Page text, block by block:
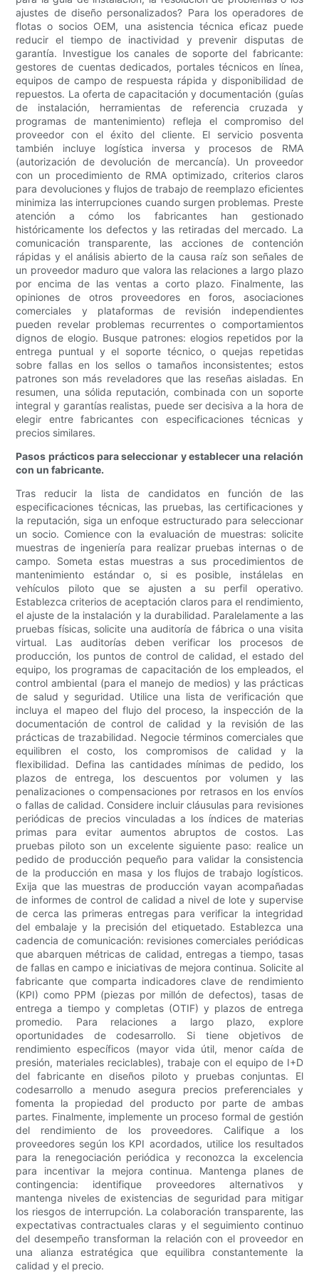
ajustes de diseño personalizados? Para los operadores de
flotas o socios OEM, una asistencia técnica eficaz puede
reducir el tiempo de inactividad y prevenir disputas de
garantía. Investigue los canales de soporte del fabricante:
gestores de cuentas dedicados, portales técnicos en línea,
equipos de campo de respuesta rápida y disponibilidad de
repuestos. La oferta de capacitación y documentación (guías
de instalación, herramientas de referencia cruzada y
programas de mantenimiento) refleja el compromiso del
proveedor con el éxito del cliente. El servicio posventa
también incluye logística inversa y procesos de RMA
(autorización de devolución de mercancía). Un proveedor
con un procedimiento de RMA optimizado, criterios claros
para devoluciones y flujos de trabajo de reemplazo eficientes
minimiza las interrupciones cuando surgen problemas. Preste
atención a cómo los fabricantes han gestionado
históricamente los defectos y las retiradas del mercado. La
comunicación transparente, las acciones de contención
rápidas y el análisis abierto de la causa raíz son señales de
un proveedor maduro que valora las relaciones a largo plazo
por encima de las ventas a corto plazo. Finalmente, las
opiniones de otros proveedores en foros, asociaciones
comerciales y plataformas de revisión independientes
pueden revelar problemas recurrentes o comportamientos
dignos de elogio. Busque patrones: elogios repetidos por la
entrega puntual y el soporte técnico, o quejas repetidas
sobre fallas en los sellos o tamaños inconsistentes; estos
patrones son más reveladores que las reseñas aisladas. En
resumen, una sólida reputación, combinada con un soporte
integral y garantías realistas, puede ser decisiva a la hora de
elegir entre fabricantes con especificaciones técnicas y
precios similares.
Pasos prácticos para seleccionar y establecer una relación
con un fabricante.
Tras reducir la lista de candidatos en función de las
especificaciones técnicas, las pruebas, las certificaciones y
la reputación, siga un enfoque estructurado para seleccionar
un socio. Comience con la evaluación de muestras: solicite
muestras de ingeniería para realizar pruebas internas o de
campo. Someta estas muestras a sus procedimientos de
mantenimiento estándar o, si es posible, instálelas en
vehículos piloto que se ajusten a su perfil operativo.
Establezca criterios de aceptación claros para el rendimiento,
el ajuste de la instalación y la durabilidad. Paralelamente a las
pruebas físicas, solicite una auditoría de fábrica o una visita
virtual. Las auditorías deben verificar los procesos de
producción, los puntos de control de calidad, el estado del
equipo, los programas de capacitación de los empleados, el
control ambiental (para el manejo de medios) y las prácticas
de salud y seguridad. Utilice una lista de verificación que
incluya el mapeo del flujo del proceso, la inspección de la
documentación de control de calidad y la revisión de las
prácticas de trazabilidad. Negocie términos comerciales que
equilibren el costo, los compromisos de calidad y la
flexibilidad. Defina las cantidades mínimas de pedido, los
plazos de entrega, los descuentos por volumen y las
penalizaciones o compensaciones por retrasos en los envíos
o fallas de calidad. Considere incluir cláusulas para revisiones
periódicas de precios vinculadas a los índices de materias
primas para evitar aumentos abruptos de costos. Las
pruebas piloto son un excelente siguiente paso: realice un
pedido de producción pequeño para validar la consistencia
de la producción en masa y los flujos de trabajo logísticos.
Exija que las muestras de producción vayan acompañadas
de informes de control de calidad a nivel de lote y supervise
de cerca las primeras entregas para verificar la integridad
del embalaje y la precisión del etiquetado. Establezca una
cadencia de comunicación: revisiones comerciales periódicas
que abarquen métricas de calidad, entregas a tiempo, tasas
de fallas en campo e iniciativas de mejora continua. Solicite al
fabricante que comparta indicadores clave de rendimiento
(KPI) como PPM (piezas por millón de defectos), tasas de
entrega a tiempo y completas (OTIF) y plazos de entrega
promedio. Para relaciones a largo plazo, explore
oportunidades de codesarrollo. Si tiene objetivos de
rendimiento específicos (mayor vida útil, menor caída de
presión, materiales reciclables), trabaje con el equipo de I+D
del fabricante en diseños piloto y pruebas conjuntas. El
codesarrollo a menudo asegura precios preferenciales y
fomenta la propiedad del producto por parte de ambas
partes. Finalmente, implemente un proceso formal de gestión
del rendimiento de los proveedores. Califique a los
proveedores según los KPI acordados, utilice los resultados
para la renegociación periódica y reconozca la excelencia
para incentivar la mejora continua. Mantenga planes de
contingencia: identifique proveedores alternativos y
mantenga niveles de existencias de seguridad para mitigar
los riesgos de interrupción. La colaboración transparente, las
expectativas contractuales claras y el seguimiento continuo
del desempeño transforman la relación con el proveedor en
una alianza estratégica que equilibra constantemente la
calidad y el precio.